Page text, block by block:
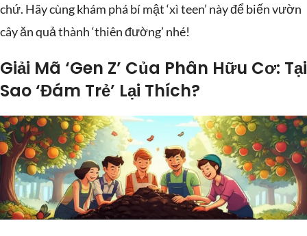
chứ. Hãy cùng khám phá bí mật ‘xì teen’ này để biến vườn
cây ăn quả thành ‘thiên đường’ nhé!
Giải Mã ‘Gen Z’ Của Phân Hữu Cơ: Tại
Sao ‘Đám Trẻ’ Lại Thích?